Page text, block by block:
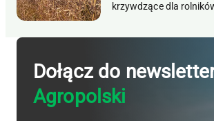
krzywdzące dla
Dołącz do
Agropolski